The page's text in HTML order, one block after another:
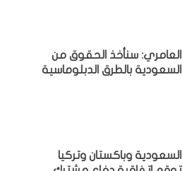
العامري: سنأخذ الحقوق من
السعودية بالطرق الدبلوماسية
السعودية وباكستان وتركيا